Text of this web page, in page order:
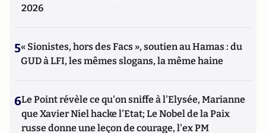
2026
5« Sionistes, hors des Facs », soutien au Hamas : du
GUD à LFI, les mêmes slogans, la même haine
6Le Point révèle ce qu'on sniffe à l'Elysée, Marianne
que Xavier Niel hacke l'Etat; Le Nobel de la Paix
russe donne une leçon de courage, l'ex PM